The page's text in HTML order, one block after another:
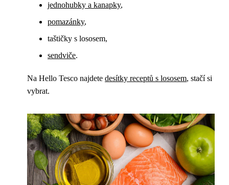
jednohubky a kanapky,
pomazánky,
taštičky s lososem,
sendviče.
Na Hello Tesco najdete desítky receptů s lososem, stačí si
vybrat.